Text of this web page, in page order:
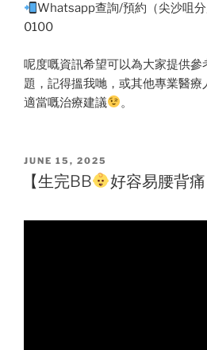
Whatsapp查詢/預約（尖沙咀
0100
呢度嘅資訊希望可以為大家提供參
題，記得搵我哋，或其他專業醫
適當嘅治療建議
。
POSTED
ON
JUNE 15, 2025
【生完BB 好容易腰背痛